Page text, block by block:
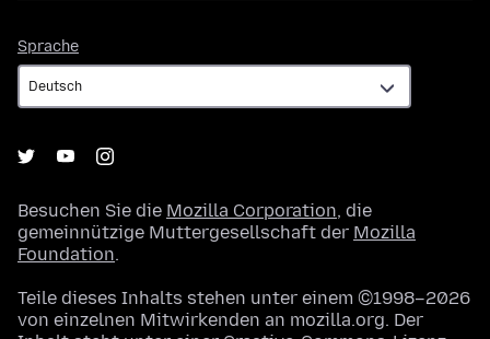
Sprache
Besuchen Sie die Mozilla Corporation, die
gemeinnützige Muttergesellschaft der Mozilla
Foundation.
Teile dieses Inhalts stehen unter einem ©1998–2026
von einzelnen Mitwirkenden an mozilla.org. Der